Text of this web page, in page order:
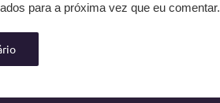
para a próxima vez que eu comentar.